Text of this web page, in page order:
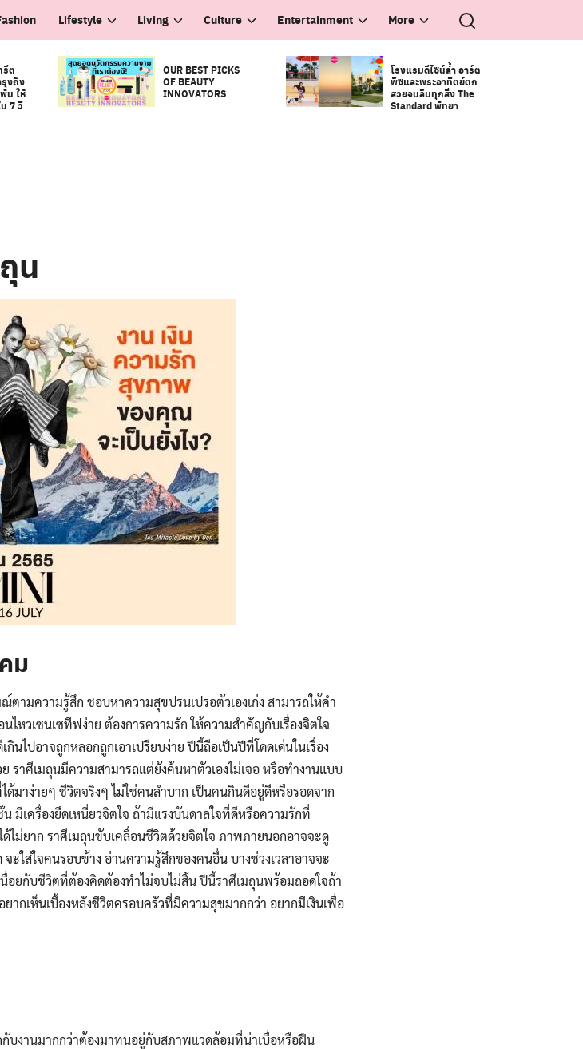
Lifestyle Living Culture Entertainment More
รีต
งถึง
น ให้
7 วิ
OUR BEST PICKS
OF BEAUTY
INNOVATORS
โรงแรมดีไซน์ล้ำ อาร์ต
พีซและพระอาทิตย์ตก
สวยจนลืมทุกสิ่ง The
Standard พัทยา
น
ม
ตามความรู้สึก ชอบหาความสุขปรนเปรอตัวเองเก่ง สามารถให้คำ
ไหวเซนเซทีฟง่าย ต้องการความรัก ให้ความสำคัญกับเรื่องจิตใจ
นไปอาจถูกหลอกถูกเอาเปรียบง่าย ปีนี้ถือเป็นปีที่โดดเด่นในเรื่อง
ราศีเมถุนมีความสามารถแต่ยังค้นหาตัวเองไม่เจอ หรือทำงานแบบ
มาง่ายๆ ชีวิตจริงๆ ไม่ใช่คนลำบาก เป็นคนกินดีอยู่ดีหรือรอดจาก
เครื่องยึดเหนี่ยวจิตใจ ถ้ามีแรงบันดาลใจที่ดีหรือความรักที่
ไม่ยาก ราศีเมถุนขับเคลื่อนชีวิตด้วยจิตใจ ภาพภายนอกอาจจะดู
ะใส่ใจคนรอบข้าง อ่านความรู้สึกของคนอื่น บางช่วงเวลาอาจจะ
อยกับชีวิตที่ต้องคิดต้องทำไม่จบไม่สิ้น ปีนี้ราศีเมถุนพร้อมถอดใจถ้า
ยากเห็นเบื้องหลังชีวิตครอบครัวที่มีความสุขมากกว่า อยากมีเงินเพื่อ
บงานมากกว่าต้องมาทนอยู่กับสภาพแวดล้อมที่น่าเบื่อหรือฝืน